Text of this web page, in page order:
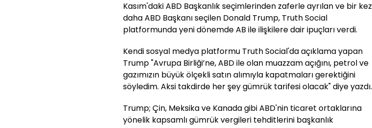
Kasım'daki ABD Başkanlık seçimlerinden zaferle ayrılan ve bir kez
daha ABD Başkanı seçilen Donald Trump, Truth Social
platformunda yeni dönemde AB ile ilişkilere dair ipuçları verdi.
Kendi sosyal medya platformu Truth Social'da açıklama yapan
Trump "Avrupa Birliği’ne, ABD ile olan muazzam açığını, petrol ve
gazımızın büyük ölçekli satın alımıyla kapatmaları gerektiğini
söyledim. Aksi takdirde her şey gümrük tarifesi olacak" diye yazdı.
Trump; Çin, Meksika ve Kanada gibi ABD'nin ticaret ortaklarına
yönelik kapsamlı gümrük vergileri tehditlerini başkanlık